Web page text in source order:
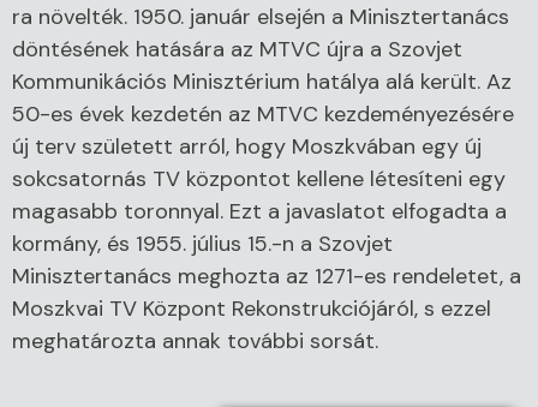
ra növelték. 1950. január elsején a Minisztertanács
döntésének hatására az MTVC újra a Szovjet
Kommunikációs Minisztérium hatálya alá került. Az
50-es évek kezdetén az MTVC kezdeményezésére
új terv született arról, hogy Moszkvában egy új
sokcsatornás TV központot kellene létesíteni egy
magasabb toronnyal. Ezt a javaslatot elfogadta a
kormány, és 1955. július 15.-n a Szovjet
Minisztertanács meghozta az 1271-es rendeletet, a
Moszkvai TV Központ Rekonstrukciójáról, s ezzel
meghatározta annak további sorsát.